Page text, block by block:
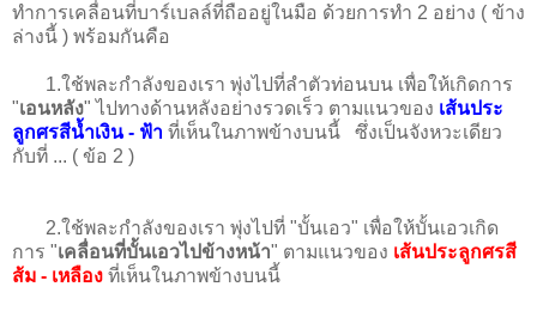
ทำการเคลื่อนที่บาร์เบลล์ที่ถืออยู่ในมือ ด้วยการทำ 2 อย่าง ( ข้าง
ล่างนี้ ) พร้อมกันคือ
1.ใช้พละกำลังของเรา พุ่งไปที่ลำตัวท่อนบน เพื่อให้เกิดการ
"เอนหลัง" ไปทางด้านหลังอย่างรวดเร็ว ตามแนวของ เส้นประ
ลูกศรสีน้ำเงิน - ฟ้า ที่เห็นในภาพข้างบนนี้ ซึ่งเป็นจังหวะเดียว
กับที่ ... ( ข้อ 2 )
2.ใช้พละกำลังของเรา พุ่งไปที่ "บั้นเอว" เพื่อให้บั้นเอวเกิด
การ "เคลื่อนที่บั้นเอวไปข้างหน้า" ตามแนวของ เส้นประลูกศรสี
ส้ม - เหลือง ที่เห็นในภาพข้างบนนี้